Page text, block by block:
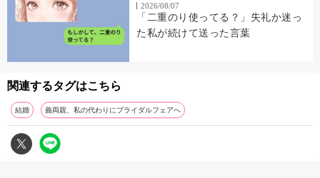
2026/08/07
「二重のり使ってる？」失礼か迷っ
た私が続けて送った言葉
関連するタグはこちら
結婚 義両親、私の代わりにブライダルフェアへ